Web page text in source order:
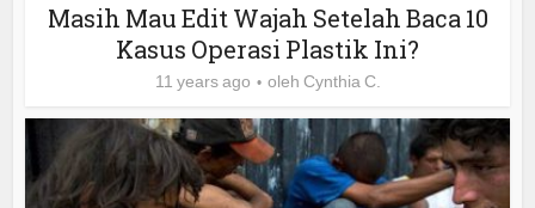
Masih Mau Edit Wajah Setelah Baca 10
Kasus Operasi Plastik Ini?
11 years ago oleh Cynthia C.